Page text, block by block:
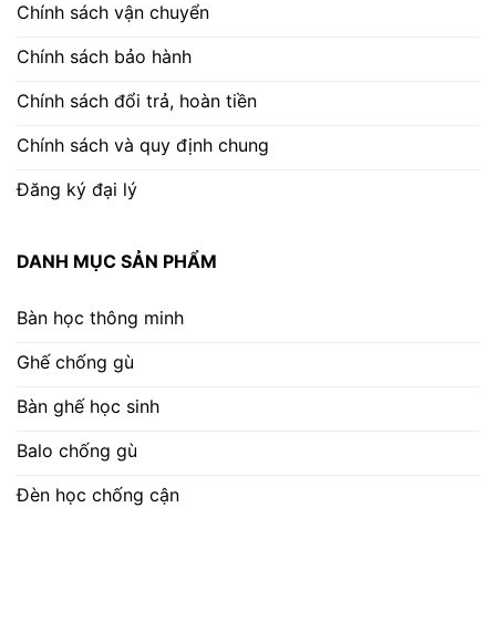
Chính sách vận chuyển
Chính sách bảo hành
Chính sách đổi trả, hoàn tiền
Chính sách và quy định chung
Đăng ký đại lý
DANH MỤC SẢN PHẨM
Bàn học thông minh
Ghế chống gù
Bàn ghế học sinh
Balo chống gù
Đèn học chống cận